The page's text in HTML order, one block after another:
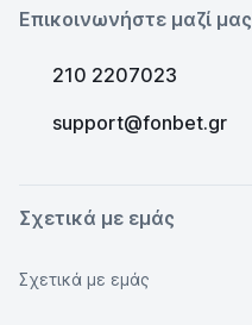
Επικοινωνήστε μαζί μας
210 2207023
support@fonbet.gr
Σχετικά με εμάς
Σχετικά με εμάς